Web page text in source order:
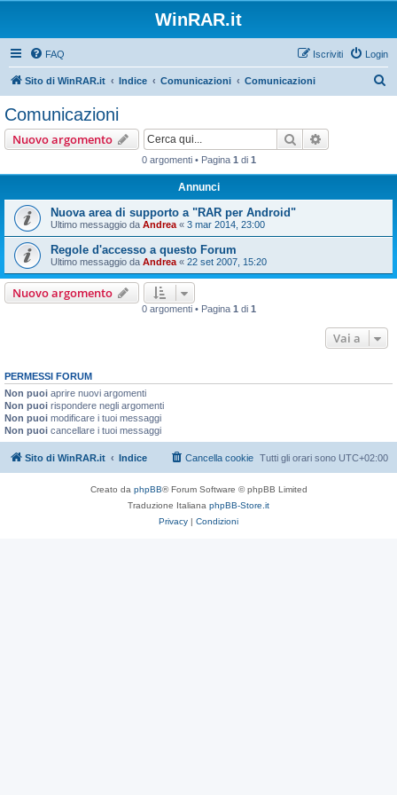
WinRAR.it
FAQ Login
Iscriviti
Sito di WinRAR.it Indice Comunicazioni Comunicazioni
Comunicazioni
Nuovo argomento Cerca
0 argomenti • Pagina 1 di 1
Annunci
Nuova area di supporto a "RAR per Android"
Ultimo messaggio da Andrea « 3 mar 2014, 23:00
Regole d'accesso a questo Forum
Ultimo messaggio da Andrea « 22 set 2007, 15:20
Nuovo argomento
0 argomenti • Pagina 1 di 1
Vai a
PERMESSI FORUM
Non puoi aprire nuovi argomenti
Non puoi rispondere negli argomenti
Non puoi modificare i tuoi messaggi
Non puoi cancellare i tuoi messaggi
Sito di WinRAR.it Indice Tutti gli orari sono UTC+02:00
Cancella cookie
Creato da phpBB® Forum Software © phpBB Limited
Traduzione Italiana phpBB-Store.it
Privacy | Condizioni